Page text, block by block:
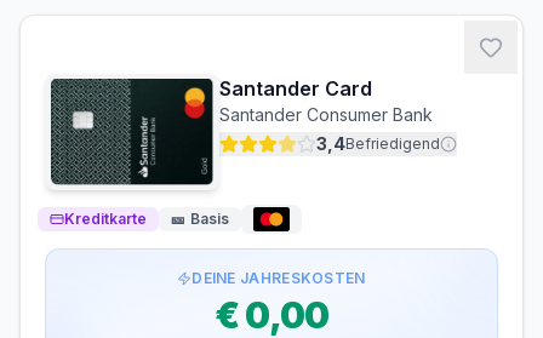
BONITÄTSPRÜFUNG
Nicht erforderlich
GIROKONTO
Erforderlich
Abrechnung & Zahlung
Automatischer Einzug
Der Rechnungsbetrag wird automatisch per SEPA-
Santander Card
Santander Consumer Bank
3,4Befriedigend
Kreditkarte 🎫 Basis
DEINE JAHRESKOSTEN
€ 0,00